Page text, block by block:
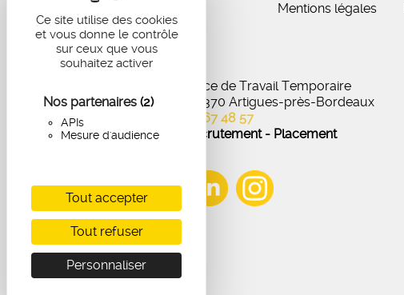
Ce site utilise des cookies
et vous donne le contrôle
sur ceux que vous
souhaitez activer
Nos partenaires (2)
APIs
Mesure d'audience
Tout accepter
Tout refuser
Personnaliser
Mentions légales
IA Recrutement - Agence de Travail Temporaire
27 Avenue de Virecourt, 33370 Artigues-près-Bordeaux
05 56 67 48 57
Offres d'emploi - Recrutement - Placement